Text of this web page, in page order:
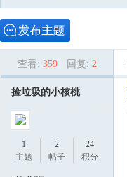
查看: 359 回复: 2
捡垃圾的小核桃
1
主题
2
帖子
24
积分